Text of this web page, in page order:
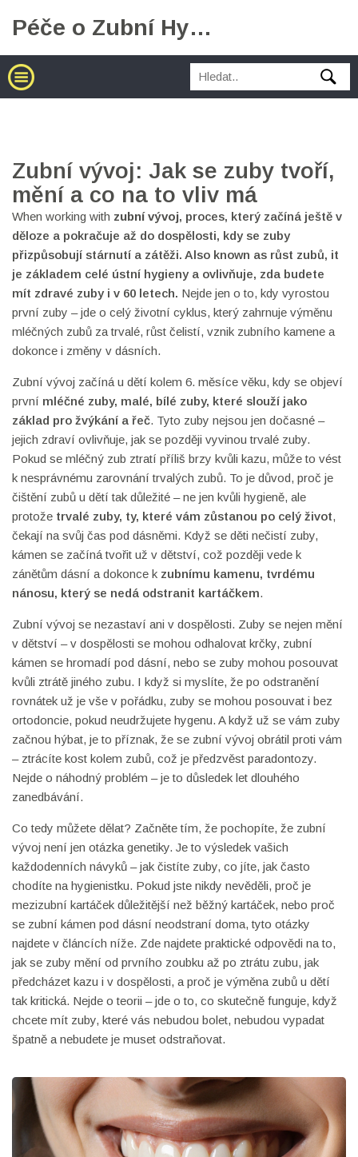
Péče o Zubní Hygienu
Zubní vývoj: Jak se zuby tvoří,
mění a co na to vliv má
When working with zubní vývoj, proces, který začíná ještě v
děloze a pokračuje až do dospělosti, kdy se zuby
přizpůsobují stárnutí a zátěži. Also known as růst zubů, it
je základem celé ústní hygieny a ovlivňuje, zda budete
mít zdravé zuby i v 60 letech. Nejde jen o to, kdy vyrostou
první zuby – jde o celý životní cyklus, který zahrnuje výměnu
mléčných zubů za trvalé, růst čelistí, vznik zubního kamene a
dokonce i změny v dásních.
Zubní vývoj začíná u dětí kolem 6. měsíce věku, kdy se objeví
první mléčné zuby, malé, bílé zuby, které slouží jako
základ pro žvýkání a řeč. Tyto zuby nejsou jen dočasné –
jejich zdraví ovlivňuje, jak se později vyvinou trvalé zuby.
Pokud se mléčný zub ztratí příliš brzy kvůli kazu, může to vést
k nesprávnému zarovnání trvalých zubů. To je důvod, proč je
čištění zubů u dětí tak důležité – ne jen kvůli hygieně, ale
protože trvalé zuby, ty, které vám zůstanou po celý život,
čekají na svůj čas pod dásněmi. Když se děti nečistí zuby,
kámen se začíná tvořit už v dětství, což později vede k
zánětům dásní a dokonce k zubnímu kamenu, tvrdému
nánosu, který se nedá odstranit kartáčkem.
Zubní vývoj se nezastaví ani v dospělosti. Zuby se nejen mění
v dětství – v dospělosti se mohou odhalovat krčky, zubní
kámen se hromadí pod dásní, nebo se zuby mohou posouvat
kvůli ztrátě jiného zubu. I když si myslíte, že po odstranění
rovnátek už je vše v pořádku, zuby se mohou posouvat i bez
ortodoncie, pokud neudržujete hygenu. A když už se vám zuby
začnou hýbat, je to příznak, že se zubní vývoj obrátil proti vám
– ztrácíte kost kolem zubů, což je předzvěst paradontozy.
Nejde o náhodný problém – je to důsledek let dlouhého
zanedbávání.
Co tedy můžete dělat? Začněte tím, že pochopíte, že zubní
vývoj není jen otázka genetiky. Je to výsledek vašich
každodenních návyků – jak čistíte zuby, co jíte, jak často
chodíte na hygienistku. Pokud jste nikdy nevěděli, proč je
mezizubní kartáček důležitější než běžný kartáček, nebo proč
se zubní kámen pod dásní neodstraní doma, tyto otázky
najdete v článcích níže. Zde najdete praktické odpovědi na to,
jak se zuby mění od prvního zoubku až po ztrátu zubu, jak
předcházet kazu i v dospělosti, a proč je výměna zubů u dětí
tak kritická. Nejde o teorii – jde o to, co skutečně funguje, když
chcete mít zuby, které vás nebudou bolet, nebudou vypadat
špatně a nebudete je muset odstraňovat.